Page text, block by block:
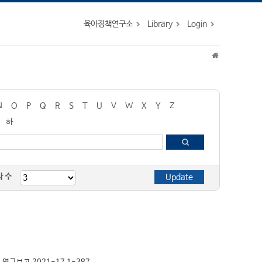
육아정책연구소 Library Login
O P Q R S T U V W X Y
Z
하
수